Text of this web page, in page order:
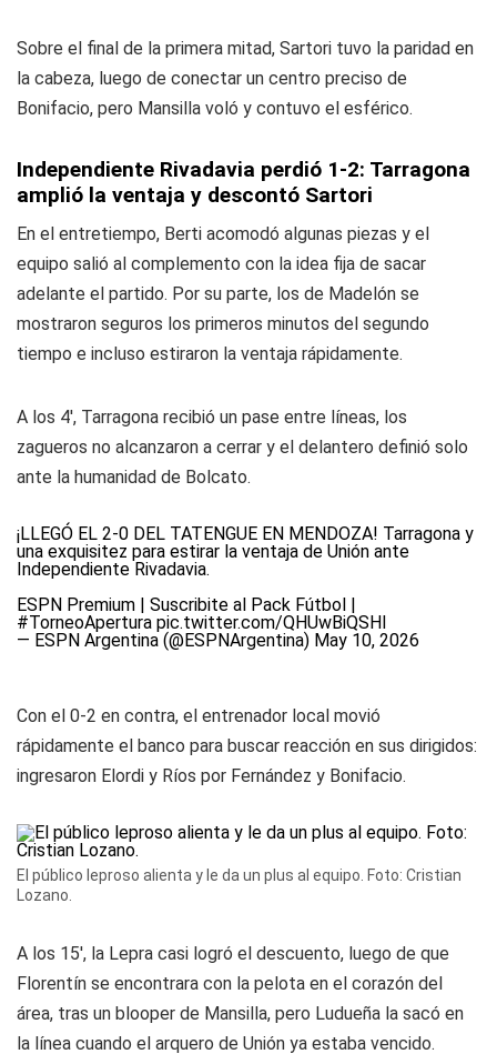
Sobre el final de la primera mitad, Sartori tuvo la paridad en
la cabeza, luego de conectar un centro preciso de
Bonifacio, pero Mansilla voló y contuvo el esférico.
Independiente Rivadavia perdió 1-2: Tarragona
amplió la ventaja y descontó Sartori
En el entretiempo, Berti acomodó algunas piezas y el
equipo salió al complemento con la idea fija de sacar
adelante el partido. Por su parte, los de Madelón se
mostraron seguros los primeros minutos del segundo
tiempo e incluso estiraron la ventaja rápidamente.
A los 4', Tarragona recibió un pase entre líneas, los
zagueros no alcanzaron a cerrar y el delantero definió solo
ante la humanidad de Bolcato.
¡LLEGÓ EL 2-0 DEL TATENGUE EN MENDOZA! Tarragona y
una exquisitez para estirar la ventaja de Unión ante
Independiente Rivadavia.
ESPN Premium | Suscribite al Pack Fútbol |
#TorneoApertura pic.twitter.com/QHUwBiQSHl
— ESPN Argentina (@ESPNArgentina) May 10, 2026
Con el 0-2 en contra, el entrenador local movió
rápidamente el banco para buscar reacción en sus dirigidos:
ingresaron Elordi y Ríos por Fernández y Bonifacio.
El público leproso alienta y le da un plus al equipo. Foto: Cristian
Lozano.
A los 15', la Lepra casi logró el descuento, luego de que
Florentín se encontrara con la pelota en el corazón del
área, tras un blooper de Mansilla, pero Ludueña la sacó en
la línea cuando el arquero de Unión ya estaba vencido.